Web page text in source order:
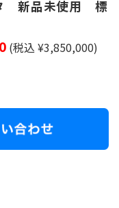
新品未使用 標
(税込 ¥3,850,000)